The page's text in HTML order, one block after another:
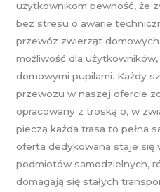
użytkownikom pewność, że
bez stresu o awarie
przewóz zwierząt
możliwość dla
domowymi pupilami. Każdy
przewozu w naszej ofercie
opracowany z troską o, w
pieczą każda trasa to pełna
oferta dedykowana staje się
podmiotów samodzielnych,
domagają się stałych